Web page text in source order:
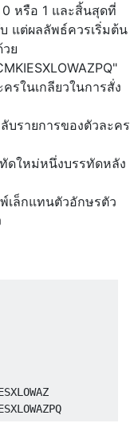
0 หรือ 1 และสิ้นสุดที่
แต่ผลลัพธ์ควรเริ่มต้น
ย
รในเกลียวในการสั่ง
รายการของตัวละคร
ดใหม่หนึ่งบรรทัดหลัง
ล็กแทนตัวอักษรตัว